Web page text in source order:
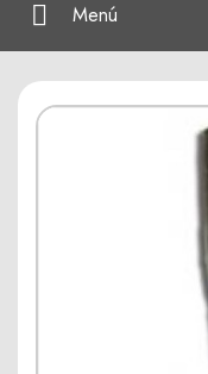
Menú